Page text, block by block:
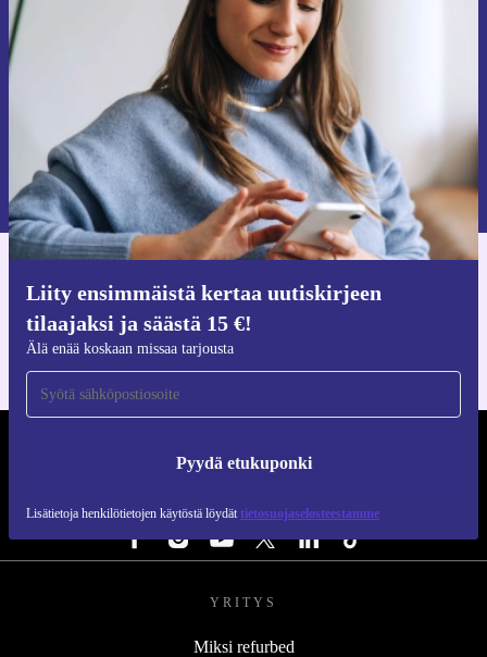
Liity ensimmäistä kertaa uutiskirjeen
tilaajaksi ja säästä 15 €!
Älä enää koskaan missaa tarjousta
Pyydä etukuponki
Lisätietoja henkilötietojen käytöstä löydät tietosuojaselosteestamme
tilaajaksi ja säästä 15 €!
Älä missaa enää yhtäkään tarjousta.
Pyydä etukuponki
Lisätietoja henkilötietojen käytöstä löydättietosuojaselosteestamme.
iOS:lle ja Androidille
YRITYS
Miksi refurbed